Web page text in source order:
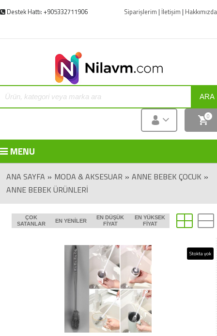
Destek Hattı: +905332711906 Siparişlerim | İletişim | Hakkımızda
ARA
0
MENU
ANA SAYFA » MODA & AKSESUAR » ANNE BEBEK ÇOCUK »
ANNE BEBEK ÜRÜNLERI
ÇOK
SATANLAR
EN YENILER
EN DÜŞÜK
FIYAT
EN YÜKSEK
FIYAT
Stokta yok